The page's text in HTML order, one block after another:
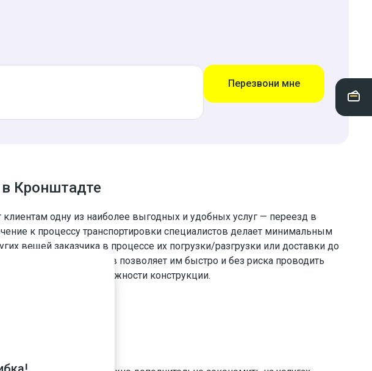
Перезвони мне
Кронштадте
клиентам одну из наиболее выгодных и удобных услуг — переезд в
к процессу транспортировки специалистов делает минимальным
вещей заказчика в процессе их погрузки/разгрузки или доставки до
грузчиков позволяет им быстро и без риска проводить
от её типа и сложности конструкции.